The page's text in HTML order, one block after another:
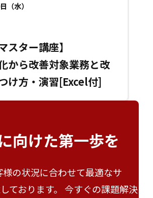
（水）
スター講座】
から改善対象業務と改
け方・演習[Excel付]
向けた第一歩を
様の状況に合わせて最適なサ
ております。 今すぐの課題解決